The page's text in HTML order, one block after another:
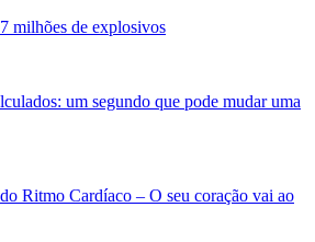
milhões de explosivos
um segundo que pode mudar uma
Ritmo Cardíaco – O seu coração vai ao